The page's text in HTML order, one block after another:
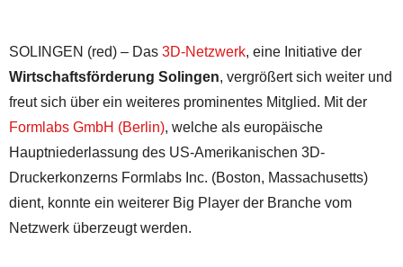
SOLINGEN (red) – Das 3D-Netzwerk, eine Initiative der
Wirtschaftsförderung Solingen, vergrößert sich weiter und
freut sich über ein weiteres prominentes Mitglied. Mit der
Formlabs GmbH (Berlin), welche als europäische
Hauptniederlassung des US-Amerikanischen 3D-
Druckerkonzerns Formlabs Inc. (Boston, Massachusetts)
dient, konnte ein weiterer Big Player der Branche vom
Netzwerk überzeugt werden.